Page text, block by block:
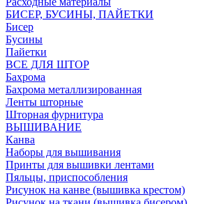
БИСЕР, БУСИНЫ, ПАЙЕТКИ
Бисер
Бусины
Пайетки
ВСЕ ДЛЯ ШТОР
Бахрома
Бахрома металлизированная
Ленты шторные
Шторная фурнитура
ВЫШИВАНИЕ
Канва
Наборы для вышивания
Принты для вышивки лентами
Пяльцы, приспособления
Рисунок на канве (вышивка крестом)